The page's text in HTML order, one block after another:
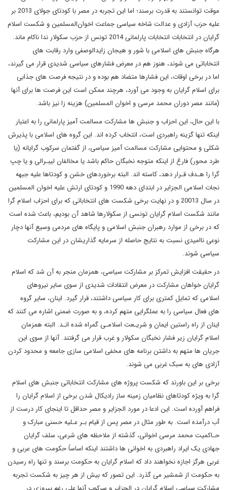
موقت توانستند به قدرت برسند؛ اما این تجربه در مصر با کودتای جولای 2013 بر
علیه حزب آزادی و عدالت شاخه سیاسی جماعت اخوان‌المسلمین و شکست اسلام
گرایان در انتخابات انتخابات پارلمانی 2014 تونس از حزب سکولار ندا ناکام ماند.
هرگاه جنبش های اسلامی با شور و هیجان زایدالوصفی وارد رقابت های
انتخاباتی می شوند، هنوز هم در معرض فشارهای سیاسی شدیدی قرار می گیرند،
اما در برخی اوقات، این فشارها متضاد هم بوده و در نتیجه فرصت های جذابی
برای اسلام گرایان به وجود می آورد، هرچند ممکن است این فرصت ها برای آنها
(مانند مصر دوران محمد مرسی و اخوان المسلمین) هزینه زا نیز باشد.
با این حال، این احزاب و جنبش ها مشارکت مسالمت آمیز پارلمانی را به اعتبار
اینکه تنها گزینه راهبردی است، انتخاب کرده اند. این گروه های اسلامی با پذیرش
شکلی و محتوایی مشارکت مسالمت آمیز سیاسی، از گفتمان سرکوب گرایانه (یا
طرد محور) فارغ از اینکه متوجه نخبگان حاکم باشد یا مخالفان لیبـرالی و یا چپ
گرا را هـدف قـرار دهد، کاسته اند. البته برخوردهای خشن و کودتاها علیه جبهه
نجات اسلامی الجزایر در ابتدای دهه 1990 و کودتای ارتش علیه اخوان المسلمین
در سال 20013 و در نهایت برخی شکست های انتخاباتی که برای احزاب اسلام گرا
مانند شکست اسلام گرایان تونسی از سکولارها شاهد آن بودیم، باعث شده است
که در برخی از موارد رهبران جنبش اسلامی و پایگاه های مردمی وسیع آنها دچار
نوعی ناامیدی نسبت به نتایج حاصله از سرمایه گذاریشان در این مشارکت
سیاسی شوند.
در حقیقت افزایش تمرکز بر مشارکت سیاسی، همزمان منجر به آن شد که اسلام
گرایان خواهان مشارکت در معرض انتقادات شدیدی از سوی سایر نیروهای
اسلامی که تمایل کمتری برای کار سیاسی داشتند، قرار گیرد. اینان، سایر گروه
های فعال سیاسی را به عملگرایی متهم کرده، و به صورت ضمنی اشاره می کنند که
اینان از راه راستین ایمان و شریـعت اسلامـی گمراه شده انـد. البته همزمان
اسلام گرایان زیر فشار نخبگان سکولار و غرب قرار می گرفتند. آنها از سوی این
جریان ها متهم به داشتن برنامه های مخفی اسلامی سازی جامعه و محدود کردن
آزادی های به سبک غربی می شوند.
برخی بر این باورند که شکست پروژه های مشارکت انتخاباتی جنبش های اسلام
گرا به ویژه کودتاهای نظامیان زمینه ساز رادیکال شدن برخی از اسلام گرایان را
فراهم آورده است. این ادعا در مورد الجزایر و مصر حداقل تا اینجای کار درست از
آب درآمده است. به طور مثال در مصر پس از قیام بـر عـلیه حسنی مبارک و
حـاکمیت محمد مرسی اخوانی، گذشته از ملاحظه های شرعی، سلف گرایان
جهادی یک ایراد راهبردی به اخوانی ها داشتند اینکه اساساً حکومت های عربی و
غربی هرگز اجازه نخواهند داد که اسلام گرایان به حکومت برسند و تنها راه رسیدن
به حکومت از شمشیر می گذرد. این تصور که بیش از هر چیز به شکست تجربه